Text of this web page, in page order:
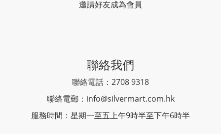
邀請好友成為會員
聯絡我們
聯絡電話：2708 9318
聯絡電郵： info@silvermart.com.hk
服務時間：星期一至五上午9時半至下午6時半